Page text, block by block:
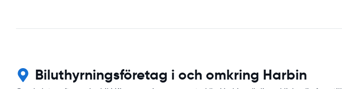
Biluthyrningsföretag i och omkring Harbin